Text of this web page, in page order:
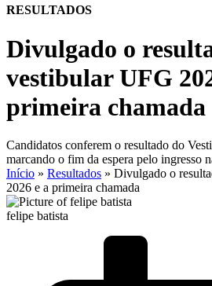
RESULTADOS
Divulgado o
vestibular UFG
primeira chamada
Candidatos conferem o resultado do
marcando o fim da espera pelo ingresso
Início » Resultados » Divulgado o
2026 e a primeira chamada
felipe batista